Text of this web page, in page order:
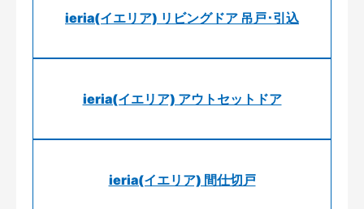
ieria(イエリア) リビングドア 吊戸･引込
ieria(イエリア) アウトセットドア
ieria(イエリア) 間仕切戸